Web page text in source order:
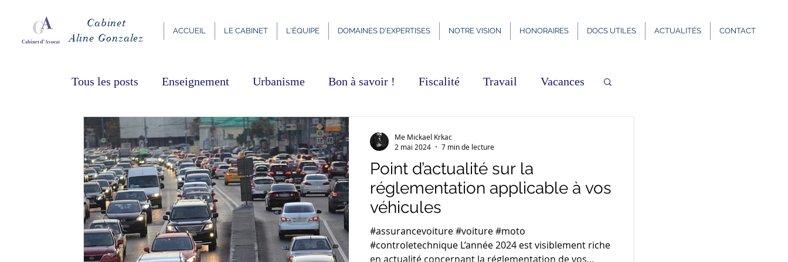
Cabinet
Aline Gonzalez
ACCUEIL LE CABINET L'ÉQUIPE DOMAINES D'EXPERTISES NOTRE VISION HONORAIRES DOCS UTILES ACTUALITÉS CONTACT
Tous les posts Enseignement Urbanisme Bon à savoir ! Fiscalité Travail Vacances
Présidentielle Fête des Mères Famille Construction
Point d’actualité sur la
réglementation applicable à vos
véhicules
#assurancevoiture #voiture #moto
#controletechnique L’année 2024 est visiblement riche
en actualité concernant la réglementation de vos...
Me Mickael Krkac
2 mai 2024
7 min de lecture